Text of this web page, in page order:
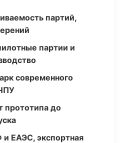
партий,
партии и
современного
прототипа до
и ЕАЭС, экспортная